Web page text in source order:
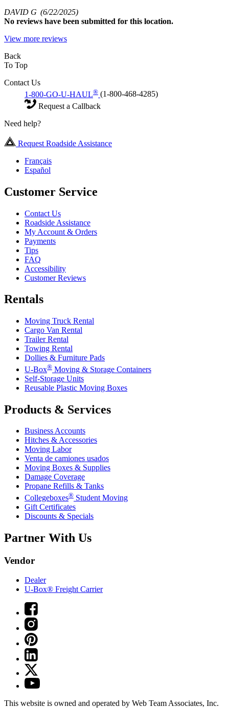
DAVID G (6/22/2025)
No reviews have been submitted for this location.
View more reviews
Back
To Top
Contact Us
1-800-GO-U-HAUL® (1-800-468-4285)
Request a Callback
Need help?
Request Roadside Assistance
Français
Español
Customer Service
Contact Us
Roadside Assistance
My Account & Orders
Payments
Tips
FAQ
Accessibility
Customer Reviews
Rentals
Moving Truck Rental
Cargo Van Rental
Trailer Rental
Towing Rental
Dollies & Furniture Pads
U-Box® Moving & Storage Containers
Self-Storage Units
Reusable Plastic Moving Boxes
Products & Services
Business Accounts
Hitches & Accessories
Moving Labor
Venta de camiones usados
Moving Boxes & Supplies
Damage Coverage
Propane Refills & Tanks
Collegeboxes® Student Moving
Gift Certificates
Discounts & Specials
Partner With Us
Vendor
Dealer
U-Box® Freight Carrier
This website is owned and operated by Web Team Associates, Inc.